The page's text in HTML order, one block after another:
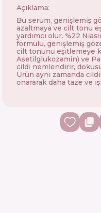
Açıklama:
Bu serum, genişlemiş
azaltmaya ve cilt tonu
yardımcı olur. %22
formülü, genişlemiş
cilt tonunu eşitlemeye
Asetilglukozamin) ve
cildi nemlendirir,
Ürün aynı zamanda
onararak daha taze ve